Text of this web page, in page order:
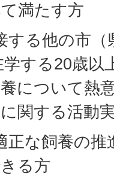
満たす方
する他の市
する20歳以
について熱
関する活動
正な飼養の
る方